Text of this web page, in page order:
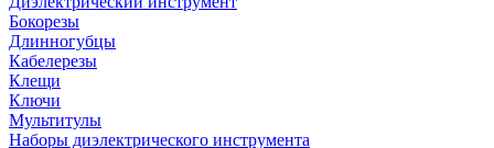
Бокорезы
Длинногубцы
Кабелерезы
Клещи
Ключи
Мультитулы
Наборы диэлектрического инструмента